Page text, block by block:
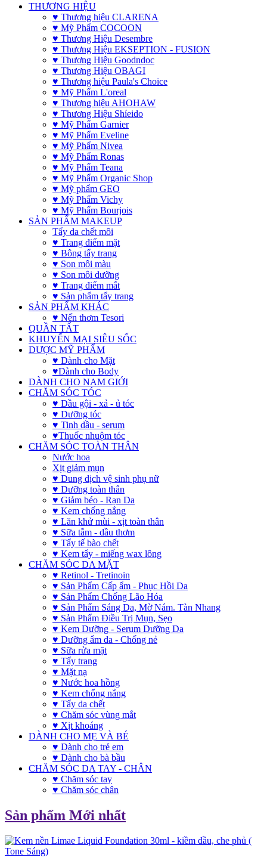
THƯƠNG HIỆU
♥ Thương hiệu CLARENA
♥ Mỹ Phẩm COCOON
♥ Thương Hiệu Desembre
♥ Thương Hiệu EKSEPTION - FUSION
♥ Thương Hiệu Goodndoc
♥ Thương Hiệu OBAGI
♥ Thương hiệu Paula's Choice
♥ Mỹ Phẩm L'oreal
♥ Thương hiệu AHOHAW
♥ Thương Hiệu Shíeido
♥ Mỹ Phẩm Garnier
♥ Mỹ Phẩm Eveline
♥ Mỹ Phẩm Nivea
♥ Mỹ Phẩm Ronas
♥ Mỹ Phẩm Teana
♥ Mỹ Phẩm Organic Shop
♥ Mỹ phẩm GEO
♥ Mỹ Phẩm Vichy
♥ Mỹ Phẩm Bourjois
SẢN PHẨM MAKEUP
Tẩy da chết môi
♥ Trang điểm mặt
♥ Bông tẩy trang
♥ Son môi màu
♥ Son môi dưỡng
♥ Trang điểm mắt
♥ Sản phẩm tẩy trang
SẢN PHẨM KHÁC
♥ Nến thơm Tesori
QUẦN TẤT
KHUYẾN MẠI SIÊU SỐC
DƯỢC MỸ PHẨM
♥ Dành cho Mặt
♥Dành cho Body
DÀNH CHO NAM GIỚI
CHĂM SÓC TÓC
♥ Dầu gội - xả - ủ tóc
♥ Dưỡng tóc
♥ Tinh dầu - serum
♥Thuốc nhuộm tóc
CHĂM SÓC TOÀN THÂN
Nước hoa
Xịt giảm mụn
♥ Dung dịch vệ sinh phụ nữ
♥ Dưỡng toàn thân
♥ Giảm béo - Rạn Da
♥ Kem chống nắng
♥ Lăn khử mùi - xịt toàn thân
♥ Sữa tắm - dầu thơm
♥ Tẩy tế bào chết
♥ Kem tẩy - miếng wax lông
CHĂM SÓC DA MẶT
♥ Retinol - Tretinoin
♥ Sản Phẩm Cấp ẩm - Phục Hồi Da
♥ Sản Phẩm Chống Lão Hóa
♥ Sản Phẩm Sáng Da, Mờ Nám. Tàn Nhang
♥ Sản Phẩm Điều Trị Mụn, Sẹo
♥ Kem Dưỡng - Serum Dưỡng Da
♥ Dưỡng ẩm da - Chống nẻ
♥ Sữa rửa mặt
♥ Tẩy trang
♥ Mặt nạ
♥ Nước hoa hồng
♥ Kem chống nắng
♥ Tẩy da chết
♥ Chăm sóc vùng mắt
♥ Xịt khoáng
DÀNH CHO MẸ VÀ BÉ
♥ Dành cho trẻ em
♥ Dành cho bà bầu
CHĂM SÓC DA TAY - CHÂN
♥ Chăm sóc tay
♥ Chăm sóc chân
Sản phẩm Mới nhất